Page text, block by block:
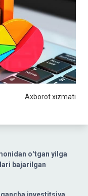
oʻtgan yilga
bajarilgan
investitsiya
Axborot xizmati